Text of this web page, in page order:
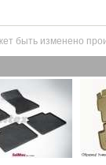
быть изменено